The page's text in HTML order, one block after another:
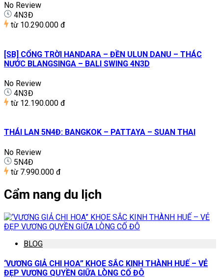
No Review
4N3Đ
từ 10.290.000 đ
[SB] CỔNG TRỜI HANDARA – ĐỀN ULUN DANU – THÁC
NƯỚC BLANGSINGA – BALI SWING 4N3D
No Review
4N3Đ
từ 12.190.000 đ
THÁI LAN 5N4Đ: BANGKOK – PATTAYA – SUAN THAI
No Review
5N4Đ
từ 7.990.000 đ
Cẩm nang du lịch
BLOG
‘VƯƠNG GIẢ CHI HOA” KHOE SẮC KINH THÀNH HUẾ – VẺ
ĐẸP VƯƠNG QUYỀN GIỮA LÒNG CỐ ĐÔ